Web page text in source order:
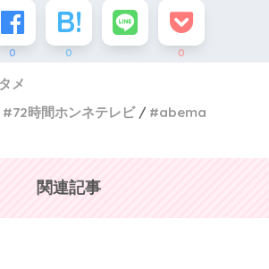
0 0 0
メ
72時間ホンネテレビ abema
関連記事